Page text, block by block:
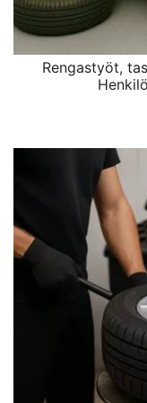
Rengastyöt,